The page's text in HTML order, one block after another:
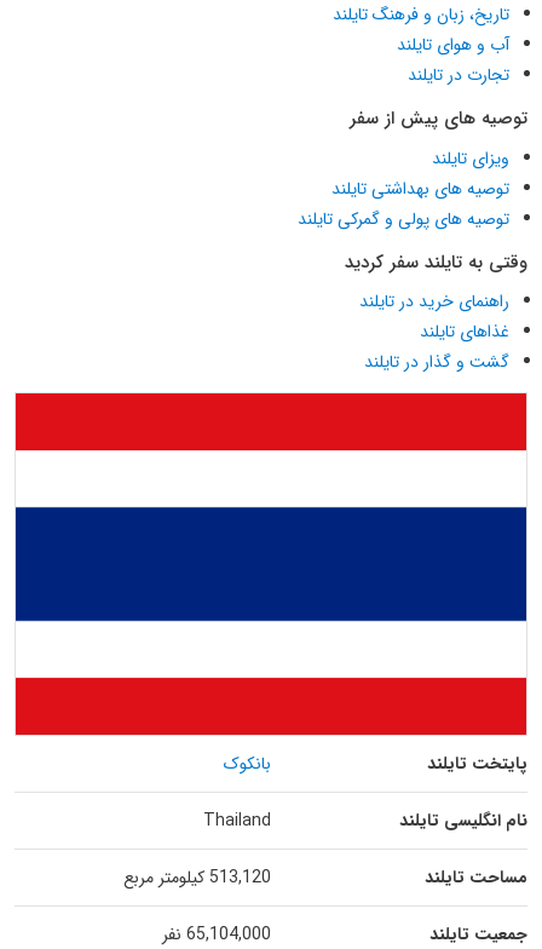
تاریخ، زبان و فرهنگ تایلند
آب و هوای تایلند
تجارت در تایلند
توصیه های پیش از سفر
ویزای تایلند
توصیه های بهداشتی تایلند
توصیه های پولی و گمرکی تایلند
وقتی به تایلند سفر کردید
راهنمای خرید در تایلند
غذاهای تایلند
گشت و گذار در تایلند
پایتخت تایلند بانکوک
نام انگلیسی تایلند Thailand
مساحت تایلند 513,120 کیلومتر مربع
جمعیت تایلند 65,104,000 نفر